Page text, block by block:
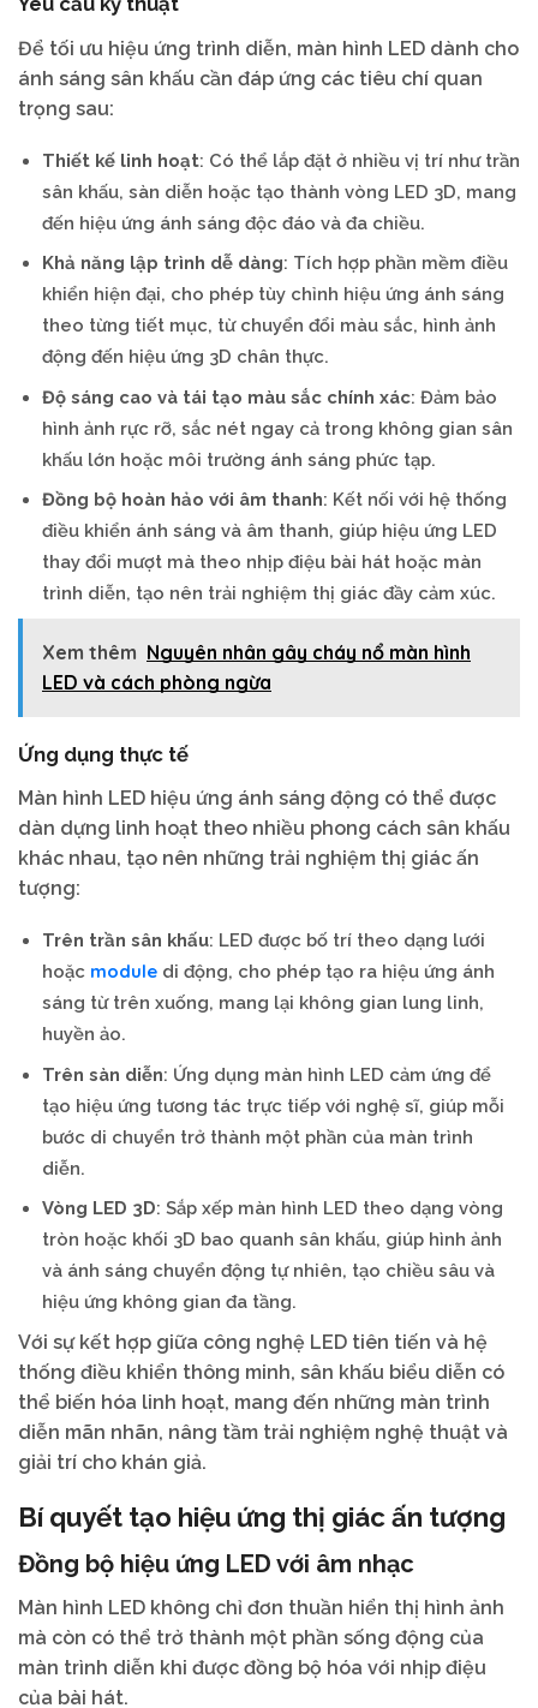
Để tối ưu hiệu ứng trình diễn, màn hình LED dành cho
ánh sáng sân khấu cần đáp ứng các tiêu chí quan
trọng sau:
Thiết kế linh hoạt: Có thể lắp đặt ở nhiều vị trí như trần
sân khấu, sàn diễn hoặc tạo thành vòng LED 3D, mang
đến hiệu ứng ánh sáng độc đáo và đa chiều.
Khả năng lập trình dễ dàng: Tích hợp phần mềm điều
khiển hiện đại, cho phép tùy chỉnh hiệu ứng ánh sáng
theo từng tiết mục, từ chuyển đổi màu sắc, hình ảnh
động đến hiệu ứng 3D chân thực.
Độ sáng cao và tái tạo màu sắc chính xác: Đảm bảo
hình ảnh rực rỡ, sắc nét ngay cả trong không gian sân
khấu lớn hoặc môi trường ánh sáng phức tạp.
Đồng bộ hoàn hảo với âm thanh: Kết nối với hệ thống
điều khiển ánh sáng và âm thanh, giúp hiệu ứng LED
thay đổi mượt mà theo nhịp điệu bài hát hoặc màn
trình diễn, tạo nên trải nghiệm thị giác đầy cảm xúc.
Xem thêm Nguyên nhân gây cháy nổ màn hình
LED và cách phòng ngừa
Ứng dụng thực tế
Màn hình LED hiệu ứng ánh sáng động có thể được
dàn dựng linh hoạt theo nhiều phong cách sân khấu
khác nhau, tạo nên những trải nghiệm thị giác ấn
tượng:
Trên trần sân khấu: LED được bố trí theo dạng lưới
hoặc module di động, cho phép tạo ra hiệu ứng ánh
sáng từ trên xuống, mang lại không gian lung linh,
huyền ảo.
Trên sàn diễn: Ứng dụng màn hình LED cảm ứng để
tạo hiệu ứng tương tác trực tiếp với nghệ sĩ, giúp mỗi
bước di chuyển trở thành một phần của màn trình
diễn.
Vòng LED 3D: Sắp xếp màn hình LED theo dạng vòng
tròn hoặc khối 3D bao quanh sân khấu, giúp hình ảnh
và ánh sáng chuyển động tự nhiên, tạo chiều sâu và
hiệu ứng không gian đa tầng.
Với sự kết hợp giữa công nghệ LED tiên tiến và hệ
thống điều khiển thông minh, sân khấu biểu diễn có
thể biến hóa linh hoạt, mang đến những màn trình
diễn mãn nhãn, nâng tầm trải nghiệm nghệ thuật và
giải trí cho khán giả.
Bí quyết tạo hiệu ứng thị giác ấn tượng
Đồng bộ hiệu ứng LED với âm nhạc
Màn hình LED không chỉ đơn thuần hiển thị hình ảnh
mà còn có thể trở thành một phần sống động của
màn trình diễn khi được đồng bộ hóa với nhịp điệu
của bài hát.